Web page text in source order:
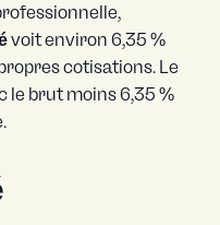
voit environ 6,35 %
cotisations. Le
le brut moins 6,35 %